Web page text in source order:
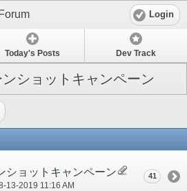
Login
Today's Posts Dev Track
ショットキャンペーン
ショットキャンペーン
13-2019 11:16 AM
41